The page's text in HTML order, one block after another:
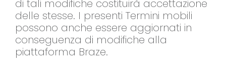
di tali modifiche costituirà accettazione
delle stesse. I presenti Termini mobili
possono anche essere aggiornati in
conseguenza di modifiche alla
piattaforma Braze.